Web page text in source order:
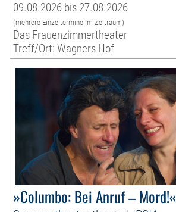
09.08.2026 bis 27.08.2026
(mehrere Einzeltermine im Zeitraum)
Das Frauenzimmertheater
Treff/Ort: Wagners Hof
»Columbo: Bei Anruf – Mord!«